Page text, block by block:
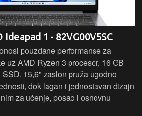
1 - 82VG00V5SC
pouzdane performanse za
uz AMD Ryzen 3 procesor, 16 GB
15,6" zaslon pruža ugodno
dok lagan i jednostavan dizajn
za učenje, posao i osnovnu